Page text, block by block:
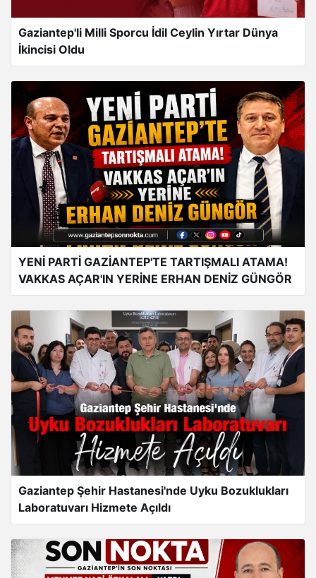
Gaziantep'li Milli Sporcu İdil Ceylin Yırtar Dünya
İkincisi Oldu
YENİ PARTİ GAZİANTEP'TE TARTIŞMALI ATAMA!
VAKKAS AÇAR'IN YERİNE ERHAN DENİZ GÜNGÖR
Gaziantep Şehir Hastanesi'nde Uyku Bozuklukları
Laboratuvarı Hizmete Açıldı